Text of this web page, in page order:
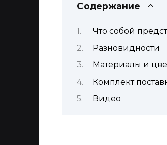
Содержание
Что собой
Разновидности
Материалы и
Комплект
Видео